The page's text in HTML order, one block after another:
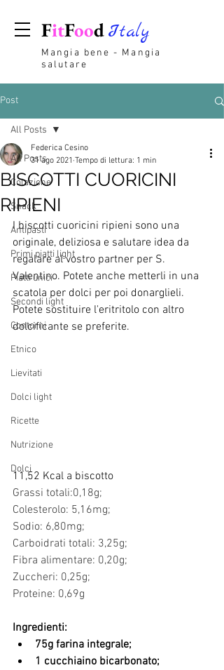
FitFoodItaly
Mangia bene - Mangia
salutare
Post
All Posts
Colazione
Snack
Antipasti
Primi piatti light
Piatti unici
Secondi light
Contorni
Etnico
Lievitati
Dolci light
Ricette
Nutrizione
Dolci
All Posts
BISCOTTI CUORICINI
RIPIENI
Federica Cesino
31 ago 2021 Tempo di lettura: 1 min
I biscotti cuoricini ripieni sono una
originale, deliziosa e salutare idea da
regalare al vostro partner per S.
Valentino. Potete anche metterli in una
scatola per dolci per poi donarglieli.
Potete sostituire l'eritritolo con altro
dolcificante se preferite.
11,52 Kcal a biscotto
Grassi totali:0,18g;
Colesterolo: 5,16mg;
Sodio: 6,80mg;
Carboidrati totali: 3,25g;
Fibra alimentare: 0,20g;
Zuccheri: 0,25g;
Proteine: 0,69g
Ingredienti:
75g farina integrale;
1 cucchiaino bicarbonato;